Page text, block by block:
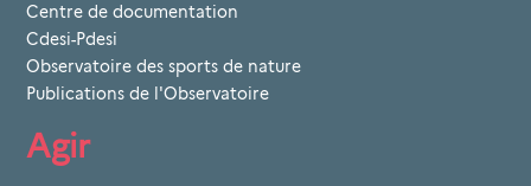
Centre de documentation
Cdesi-Pdesi
Observatoire des sports de nature
Publications de l'Observatoire
Agir